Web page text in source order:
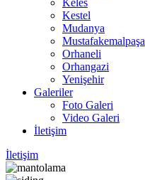
Keles
Kestel
Mudanya
Mustafakemalpaşa
Orhaneli
Orhangazi
Yenişehir
Galeriler
Foto Galeri
Video Galeri
İletişim
İletişim